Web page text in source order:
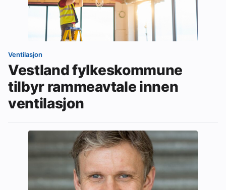
Ventilasjon
Vestland fylkeskommune
tilbyr rammeavtale innen
ventilasjon